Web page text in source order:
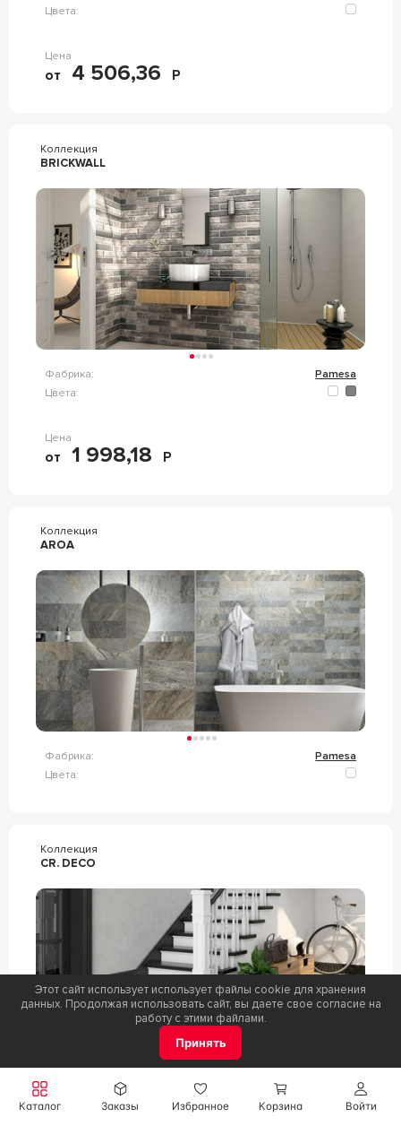
Войти
Каталог Заказы Избранное Корзина
Цвета:
Цена
от 4 506,36 Р
Коллекция
BRICKWALL
Фабрика:
Pamesa
Цвета:
Цена
от 1 998,18 Р
Коллекция
AROA
Фабрика:
Pamesa
Цвета:
Коллекция
CR. DECO
Цвета:
Этот сайт использует использует файлы cookie для хранения
данных. Продолжая использовать сайт, вы даете свое согласие на
работу с этими файлами.
Принять